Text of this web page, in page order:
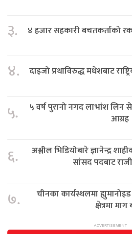
३. ४ हजार सहकारी बचतकर्ताको
४. दाइजो प्रथाविरुद्ध मधेशबाट
५.
५ वर्ष पुरानो नगद लाभांश
आग्रह
६.
अश्लील भिडियोबारे ज्ञानेन्द्र
सांसद पदबाट
७.
चीनका कार्यस्थलमा
क्षेत्रमा